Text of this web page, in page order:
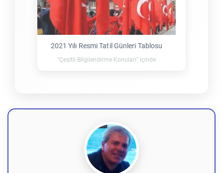
2021 Yılı Resmi Tatil Günleri Tablosu
"Çeşitli Bilgilendirme Konuları" içinde